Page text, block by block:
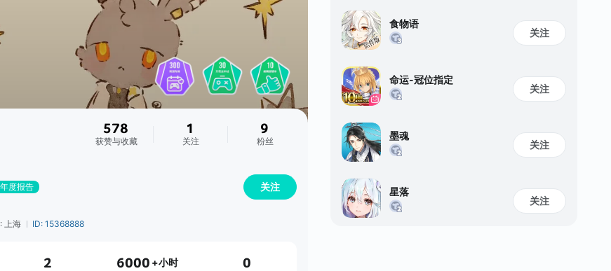
578
获赞与收藏
1
关注
9
粉丝
度报告 关注
上海 ID: 15368888
2 6000 +小时 0
食物语
关注
命运-冠位指定
关注
墨魂
关注
星落
关注